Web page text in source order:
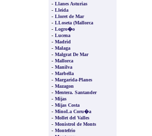
- Llanes Asturias
- Lleida
- Lloret de Mar
- LLoseta (Mallorca
- Logro�o
- Lucena
- Madrid
- Malaga
- Malgrat De Mar
- Mallorca
- Manilva
- Marbella
- Margarida-Planes
- Mazagon
- Mentera. Santander
- Mijas
- Mijas Costa
- MinoLa Coru�a
- Mollet del Valles
- Monistrol de Monts
- Montefrio